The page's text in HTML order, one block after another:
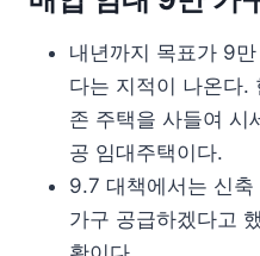
내년까지 목표가 9
다는 지적이 나온다.
존 주택을 사들여 시
공 임대주택이다.
9.7 대책에서는 신
가구 공급하겠다고